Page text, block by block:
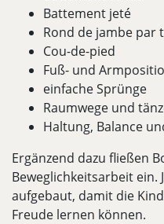
Battement jeté
Rond de jambe par
Cou-de-pied
Fuß- und
einfache Sprünge
Raumwege und
Haltung, Balance
Ergänzend dazu fließen
Beweglichkeitsarbeit ein.
aufgebaut, damit die
Freude lernen können.